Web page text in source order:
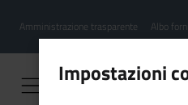
contenuto
Menu
hamburgher
Amministrazione trasparente Albo
Impostazioni